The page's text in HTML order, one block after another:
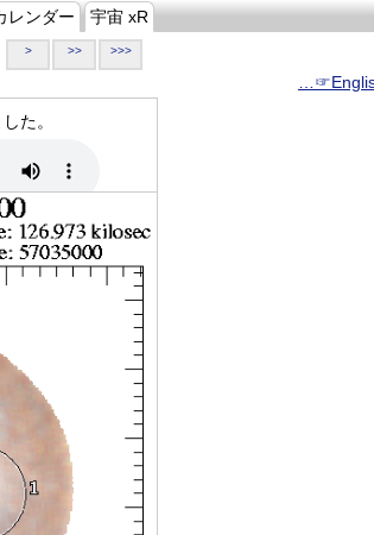
レンダー 宇宙 xR
> >> >>>
た。